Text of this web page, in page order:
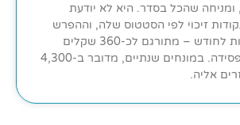
ומניחה שהכל בסדר. היא לא יודעת
לה 4 נקודות זיכוי לפי הסטטוס שלה, וההפרש
הזה – 1.5 נקודות לחודש – מתורגם לכ-360 שקלים
בחודש שהיא מפסידה. במונחים שנתיים, מדובר ב-4,300
אליה.